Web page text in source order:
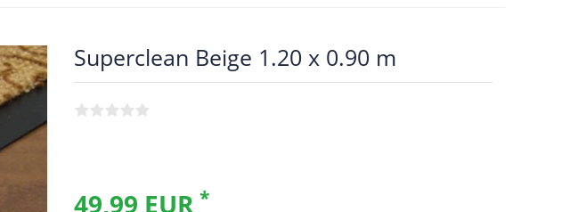
Superclean Beige 1.20 x 0.90 m
49,99 EUR *